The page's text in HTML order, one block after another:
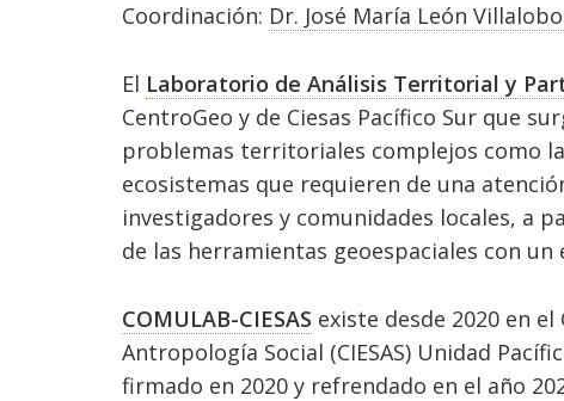
Coordinación: Dr. José María León
El Laboratorio de Análisis Territorial y
CentroGeo y de Ciesas Pacífico Sur que
problemas territoriales complejos como
ecosistemas que requieren de una
investigadores y comunidades locales, a
de las herramientas geoespaciales con
COMULAB-CIESAS existe desde 2020 en
Antropología Social (CIESAS) Unidad
firmado en 2020 y refrendado en el año